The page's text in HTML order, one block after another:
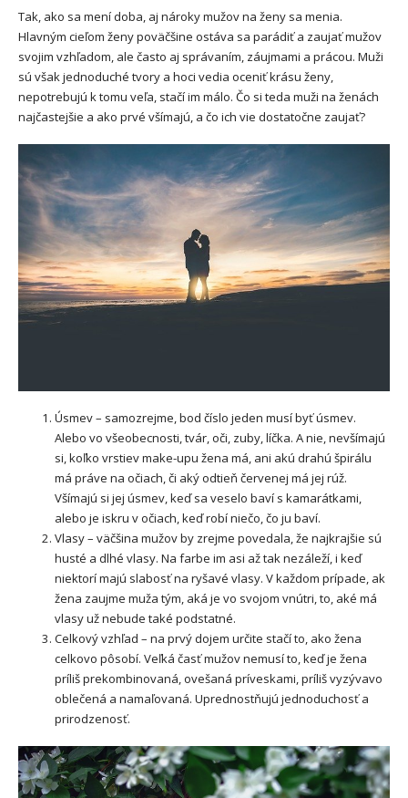
Tak, ako sa mení doba, aj nároky mužov na ženy sa menia.
Hlavným cieľom ženy poväčšine ostáva sa parádiť a zaujať mužov
svojim vzhľadom, ale často aj správaním, záujmami a prácou. Muži
sú však jednoduché tvory a hoci vedia oceniť krásu ženy,
nepotrebujú k tomu veľa, stačí im málo. Čo si teda muži na ženách
najčastejšie a ako prvé všímajú, a čo ich vie dostatočne zaujať?
Úsmev – samozrejme, bod číslo jeden musí byť úsmev.
Alebo vo všeobecnosti, tvár, oči, zuby, líčka. A nie, nevšímajú
si, koľko vrstiev make-upu žena má, ani akú drahú špirálu
má práve na očiach, či aký odtieň červenej má jej rúž.
Všímajú si jej úsmev, keď sa veselo baví s kamarátkami,
alebo je iskru v očiach, keď robí niečo, čo ju baví.
Vlasy – väčšina mužov by zrejme povedala, že najkrajšie sú
husté a dlhé vlasy. Na farbe im asi až tak nezáleží, i keď
niektorí majú slabosť na ryšavé vlasy. V každom prípade, ak
žena zaujme muža tým, aká je vo svojom vnútri, to, aké má
vlasy už nebude také podstatné.
Celkový vzhľad – na prvý dojem určite stačí to, ako žena
celkovo pôsobí. Veľká časť mužov nemusí to, keď je žena
príliš prekombinovaná, ovešaná príveskami, príliš vyzývavo
oblečená a namaľovaná. Uprednostňujú jednoduchosť a
prirodzenosť.